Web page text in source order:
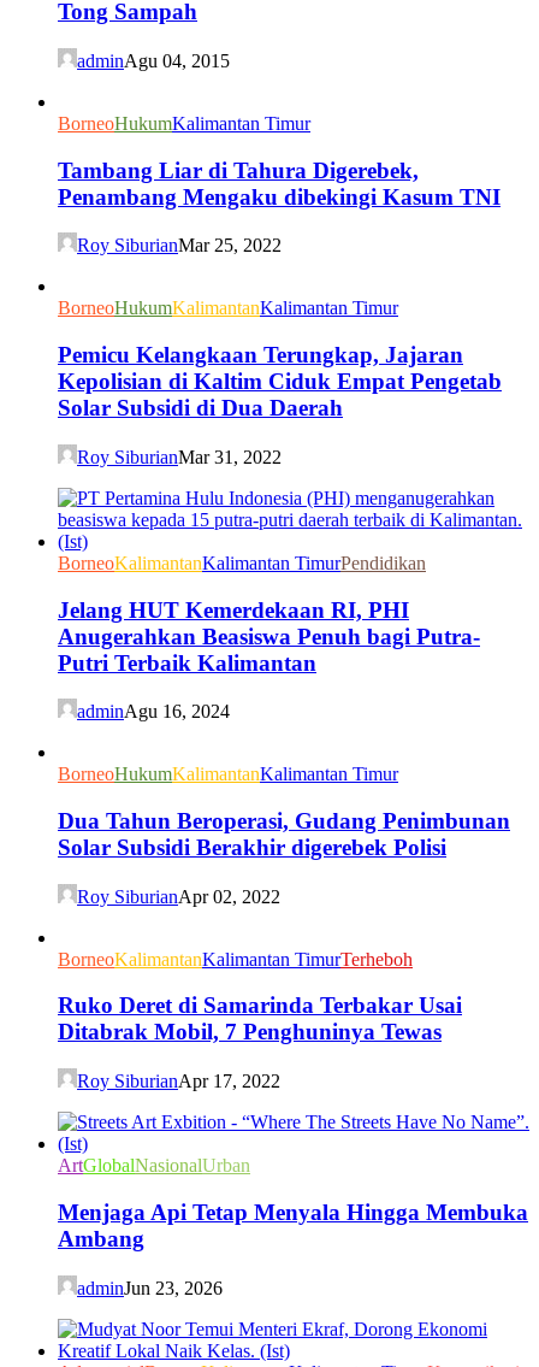
Tong Sampah
adminAgu 04, 2015
BorneoHukumKalimantan Timur
Tambang Liar di Tahura Digerebek,
Penambang Mengaku dibekingi Kasum TNI
Roy SiburianMar 25, 2022
BorneoHukumKalimantanKalimantan Timur
Pemicu Kelangkaan Terungkap, Jajaran
Kepolisian di Kaltim Ciduk Empat Pengetab
Solar Subsidi di Dua Daerah
Roy SiburianMar 31, 2022
BorneoKalimantanKalimantan TimurPendidikan
Jelang HUT Kemerdekaan RI, PHI
Anugerahkan Beasiswa Penuh bagi Putra-
Putri Terbaik Kalimantan
adminAgu 16, 2024
BorneoHukumKalimantanKalimantan Timur
Dua Tahun Beroperasi, Gudang Penimbunan
Solar Subsidi Berakhir digerebek Polisi
Roy SiburianApr 02, 2022
BorneoKalimantanKalimantan TimurTerheboh
Ruko Deret di Samarinda Terbakar Usai
Ditabrak Mobil, 7 Penghuninya Tewas
Roy SiburianApr 17, 2022
ArtGlobalNasionalUrban
Menjaga Api Tetap Menyala Hingga Membuka
Ambang
adminJun 23, 2026